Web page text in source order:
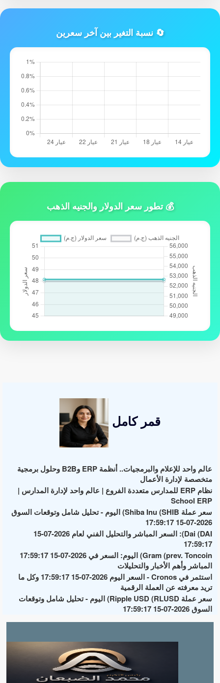
🔄 نسبة التغير بين آخر سعرين
💰 تطور سعر الدولار والجنيه الذهب
قمر كامل
عالم واحد للإعلام والبرمجيات.. أنظمة ERP وB2B وحلول برمجية
متخصصة لإدارة الأعمال
نظام ERP للمدارس متعددة الفروع | عالم واحد لإدارة المدارس |
School ERP
سعر عملة Shiba Inu (SHIB) اليوم - تحليل شامل وتوقعات السوق
2026-07-15 17:59:17
Dai (DAI): السعر المباشر والتحليل الفني لعام 2026-07-15
17:59:17
Gram (prev. Toncoin) اليوم: السعر في 2026-07-15 17:59:17
المباشر وأهم الأخبار والتحليلات
استثمر في Cronos - السعر اليوم 2026-07-15 17:59:17 وكل ما
تريد معرفته عن العملة الرقمية
سعر عملة Ripple USD (RLUSD) اليوم - تحليل شامل وتوقعات
السوق 2026-07-15 17:59:17